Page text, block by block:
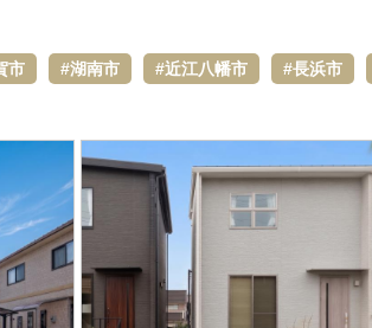
市 湖南市 近江八幡市 長浜市